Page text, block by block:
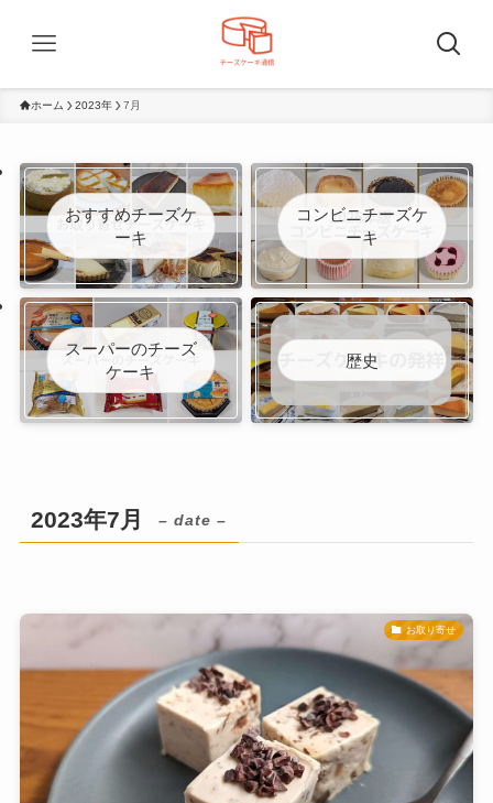
ホーム 2023年 7月
おすすめチーズケ
ーキ
コンビニチーズケ
ーキ
スーパーのチーズ
ケーキ
歴史
2023年7月 – date –
お取り寄せ